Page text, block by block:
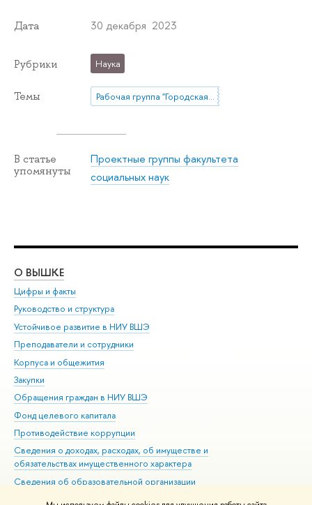
Дата 30 декабря 2023
Рубрики Наука
Темы Рабочая группа "Городская повседневность на микроуровне: пространственные практики, эмоции, темпоральность"
В статье
упомянуты
Проектные группы факультета
социальных наук
О ВЫШКЕ
Цифры и факты
Руководство и структура
Устойчивое развитие в НИУ ВШЭ
Преподаватели и сотрудники
Корпуса и общежития
Закупки
Обращения граждан в НИУ ВШЭ
Фонд целевого капитала
Противодействие коррупции
Сведения о доходах, расходах, об имуществе и
обязательствах имущественного характера
Сведения об образовательной организации
Людям с ограниченными возможностями здоровья